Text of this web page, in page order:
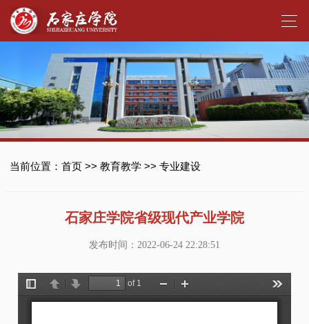
当前位置： 首页>> 教育教学>> 专业建设
石家庄学院省级现代产业学院
发布时间：2022-06-24 22:28:51